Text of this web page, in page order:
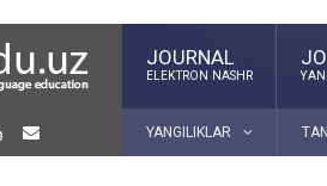
JOURNAL
ELEKTRON NASHR
YANGILIKLAR